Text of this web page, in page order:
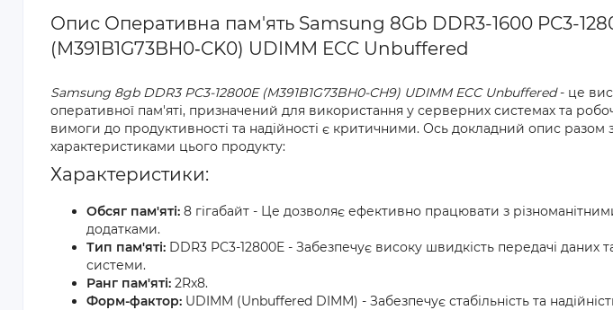
Опис Оперативна пам'ять Samsung 8Gb DDR3-1600 PC3-
(M391B1G73BH0‐CK0) UDIMM ECC Unbuffered
Samsung 8gb DDR3 PC3-12800E (M391B1G73BH0-CH9) UDIMM ECC Unbuffered- це
оперативної пам'яті, призначений для використання у серверних системах та
вимоги до продуктивності та надійності є критичними. Ось докладний опис
характеристиками цього продукту:
Характеристики:
Обсяг пам'яті: 8 гігабайт - Це дозволяє ефективно працювати з
додатками.
Тип пам'яті: DDR3 PC3-12800E - Забезпечує високу швидкість передачі даних
системи.
Ранг пам'яті: 2Rx8.
Форм-фактор: UDIMM (Unbuffered DIMM) - Забезпечує стабільність та